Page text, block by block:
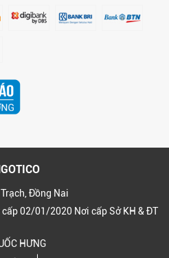
Đồng Nai
02/01/2020 Nơi cấp Sở KH & ĐT
HƯNG